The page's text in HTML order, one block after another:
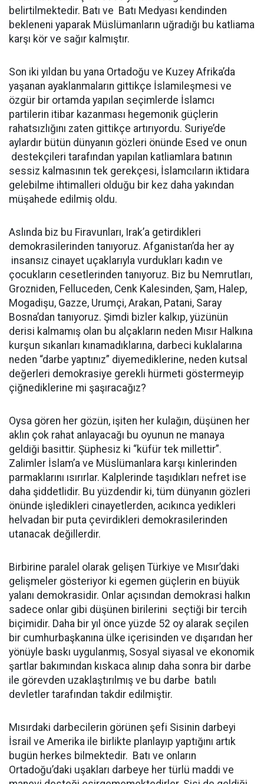
belirtilmektedir. Batı ve Batı Medyası kendinden
bekleneni yaparak Müslümanların uğradığı bu katliama
karşı kör ve sağır kalmıştır.
Son iki yıldan bu yana Ortadoğu ve Kuzey Afrika’da
yaşanan ayaklanmaların gittikçe İslamileşmesi ve
özgür bir ortamda yapılan seçimlerde İslamcı
partilerin itibar kazanması hegemonik güçlerin
rahatsızlığını zaten gittikçe artırıyordu. Suriye’de
aylardır bütün dünyanın gözleri önünde Esed ve onun
destekçileri tarafından yapılan katliamlara batının
sessiz kalmasının tek gerekçesi, İslamcıların iktidara
gelebilme ihtimalleri olduğu bir kez daha yakından
müşahede edilmiş oldu.
Aslında biz bu Firavunları, Irak’a getirdikleri
demokrasilerinden tanıyoruz. Afganistan’da her ay
insansız cinayet uçaklarıyla vurdukları kadın ve
çocukların cesetlerinden tanıyoruz. Biz bu Nemrutları,
Grozniden, Felluceden, Cenk Kalesinden, Şam, Halep,
Mogadişu, Gazze, Urumçi, Arakan, Patani, Saray
Bosna’dan tanıyoruz. Şimdi bizler kalkıp, yüzünün
derisi kalmamış olan bu alçakların neden Mısır Halkına
kurşun sıkanları kınamadıklarına, darbeci kuklalarına
neden “darbe yaptınız” diyemediklerine, neden kutsal
değerleri demokrasiye gerekli hürmeti göstermeyip
çiğnediklerine mi şaşıracağız?
Oysa gören her gözün, işiten her kulağın, düşünen her
aklın çok rahat anlayacağı bu oyunun ne manaya
geldiği basittir. Şüphesiz ki “küfür tek millettir”.
Zalimler İslam’a ve Müslümanlara karşı kinlerinden
parmaklarını ısırırlar. Kalplerinde taşıdıkları nefret ise
daha şiddetlidir. Bu yüzdendir ki, tüm dünyanın gözleri
önünde işledikleri cinayetlerden, acıkınca yedikleri
helvadan bir puta çevirdikleri demokrasilerinden
utanacak değillerdir.
Birbirine paralel olarak gelişen Türkiye ve Mısır’daki
gelişmeler gösteriyor ki egemen güçlerin en büyük
yalanı demokrasidir. Onlar açısından demokrasi halkın
sadece onlar gibi düşünen birilerini seçtiği bir tercih
biçimidir. Daha bir yıl önce yüzde 52 oy alarak seçilen
bir cumhurbaşkanına ülke içerisinden ve dışarıdan her
yönüyle baskı uygulanmış, Sosyal siyasal ve ekonomik
şartlar bakımından kıskaca alınıp daha sonra bir darbe
ile görevden uzaklaştırılmış ve bu darbe batılı
devletler tarafından takdir edilmiştir.
Mısırdaki darbecilerin görünen şefi Sisinin darbeyi
İsrail ve Amerika ile birlikte planlayıp yaptığını artık
bugün herkes bilmektedir. Batı ve onların
Ortadoğu’daki uşakları darbeye her türlü maddi ve